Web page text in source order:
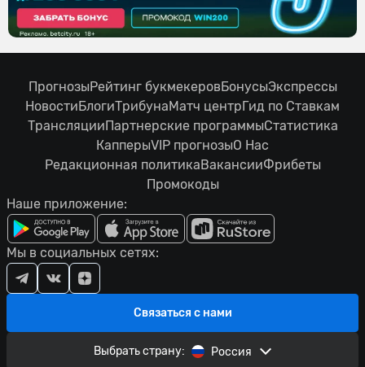
ПрогнозыРейтинг букмекеровБонусыЭкспрессы
НовостиБлогиТрибунаМатч центрГид по Ставкам
ТрансляцииПартнерские программыСтатистика
КапперыVIP прогнозыО Нас
Редакционная политикаВакансииФрибеты
Промокоды
Наше приложение:
Связаться с нами
Мы в социальных сетях:
Выбрать страну: Россия